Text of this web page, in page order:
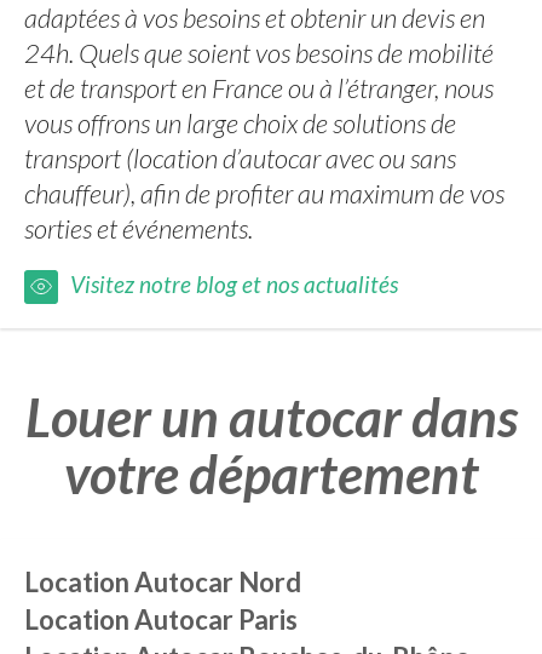
adaptées à vos besoins et obtenir un devis en
24h. Quels que soient vos besoins de mobilité
et de transport en France ou à l’étranger, nous
vous offrons un large choix de solutions de
transport (location d’autocar avec ou sans
chauffeur), afin de profiter au maximum de vos
sorties et événements.
Visitez notre blog et nos actualités
Louer un autocar dans
votre département
Location Autocar Nord
Location Autocar Paris